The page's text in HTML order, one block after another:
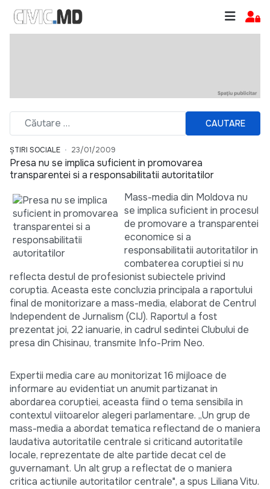
CAUTARE
ȘTIRI SOCIALE 23/01/2009
Presa nu se implica suficient in promovarea
transparentei si a responsabilitatii autoritatilor
Mass-media din Moldova nu
se implica suficient in procesul
de promovare a transparentei
economice si a
responsabilitatii autoritatilor in
combaterea coruptiei si nu
reflecta destul de profesionist subiectele privind
coruptia. Aceasta este concluzia principala a raportului
final de monitorizare a mass-media, elaborat de Centrul
Independent de Jurnalism (CIJ). Raportul a fost
prezentat joi, 22 ianuarie, in cadrul sedintei Clubului de
presa din Chisinau, transmite Info-Prim Neo.
Expertii media care au monitorizat 16 mijloace de
informare au evidentiat un anumit partizanat in
abordarea coruptiei, aceasta fiind o tema sensibila in
contextul viitoarelor alegeri parlamentare. „Un grup de
mass-media a abordat tematica reflectand de o maniera
laudativa autoritatile centrale si criticand autoritatile
locale, reprezentate de alte partide decat cel de
guvernamant. Un alt grup a reflectat de o maniera
critica actiunile autoritatilor centrale", a spus Liliana Vitu.